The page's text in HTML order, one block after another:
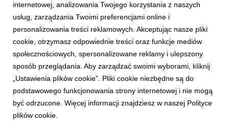
POZNAŃ
WSB na targach edukacyjnych w Poznaniu
22 marca 2018
Już w najbliższy weekend, w dniach 23-25 marca, w Poznaniu
odbędą się targi edukacyjne Fun&Education. Jednym z
wystawców będzie Wyższa Szkoła Bankowa, która dla
internetowej, analizowania Twojego korzystania z naszych
usług, zarządzania Twoimi preferencjami online i
personalizowania treści reklamowych. Akceptując nasze pliki
cookie, otrzymasz odpowiednie treści oraz funkcje mediów
społecznościowych, spersonalizowane reklamy i ulepszony
sposób przeglądania. Aby zarządzać swoimi wyborami, kliknij
„Ustawienia plików cookie”. Pliki cookie niezbędne są do
podstawowego funkcjonowania strony internetowej i nie mogą
być odrzucone. Więcej informacji znajdziesz w naszej Polityce
plików cookie.